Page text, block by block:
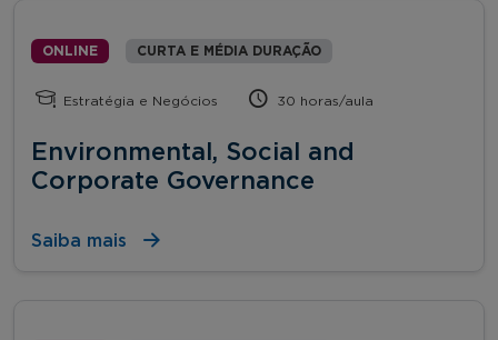
ONLINE CURTA E MÉDIA DURAÇÃO
Estratégia e Negócios 30 horas/aula
Environmental, Social and
Corporate Governance
Saiba mais